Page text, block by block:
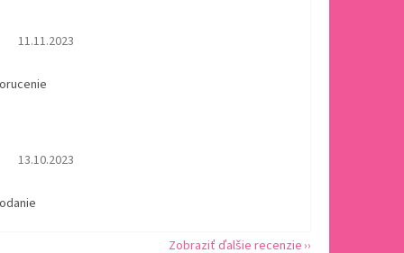
Hodnotenie obchodu je 5 z 5 hviezdičiek.
11.11.2023
Hodnotenie obchodu je 5 z 5 hviezdičiek.
13.10.2023
Zobraziť ďalšie recenzie